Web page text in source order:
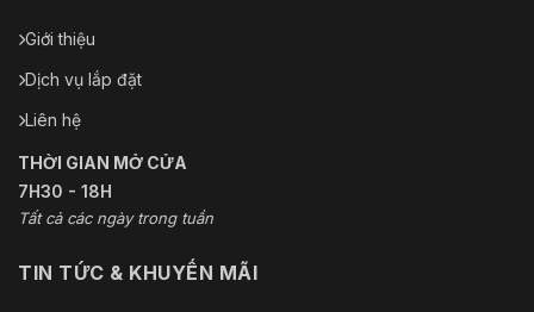
Giới thiệu
Dịch vụ lắp đặt
Liên hệ
THỜI GIAN MỞ CỬA
7H30 - 18H
Tất cả các ngày trong tuần
TIN TỨC & KHUYẾN MÃI